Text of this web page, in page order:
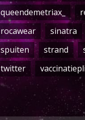
queendemetriax_
rocawear
sinatra
spuiten
strand
twitter